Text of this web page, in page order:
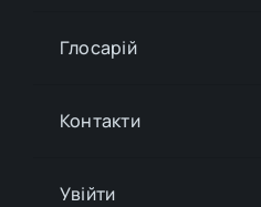
Глосарій
Контакти
Увійти